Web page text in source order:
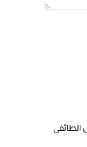
الطائفي